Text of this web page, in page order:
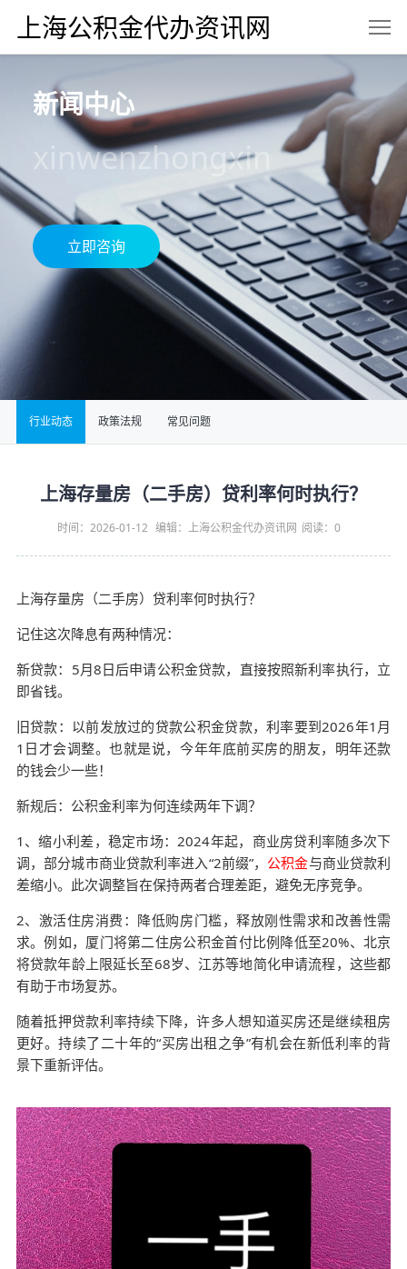
上海公积金代办资讯网
新闻中心
xinwenzhongxin
立即咨询
行业动态 政策法规 常见问题
上海存量房（二手房）贷利率何时执行？
时间：2026-01-12 编辑：上海公积金代办资讯网 阅读： 0
上海存量房（二手房）贷利率何时执行？
记住这次降息有两种情况：
新贷款：5月8日后申请公积金贷款，直接按照新利率执行，立
即省钱。
旧贷款：以前发放过的贷款公积金贷款，利率要到2026年1月
1日才会调整。也就是说，今年年底前买房的朋友，明年还款
的钱会少一些！
新规后：公积金利率为何连续两年下调？
1、缩小利差，稳定市场：2024年起，商业房贷利率随多次下
调，部分城市商业贷款利率进入“2前缀”， 公积金与商业贷款利
差缩小。此次调整旨在保持两者合理差距，避免无序竞争。
2、激活住房消费：降低购房门槛，释放刚性需求和改善性需
求。例如，厦门将第二住房公积金首付比例降低至20%、北京
将贷款年龄上限延长至68岁、江苏等地简化申请流程，这些都
有助于市场复苏。
随着抵押贷款利率持续下降，许多人想知道买房还是继续租房
更好。持续了二十年的“买房出租之争”有机会在新低利率的背
景下重新评估。